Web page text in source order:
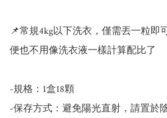
📌常規4kg以下洗衣，僅需丟一粒即
便也不用像洗衣液一樣計算配比了
-規格：1盒18顆
-保存方式：避免陽光直射，請置於